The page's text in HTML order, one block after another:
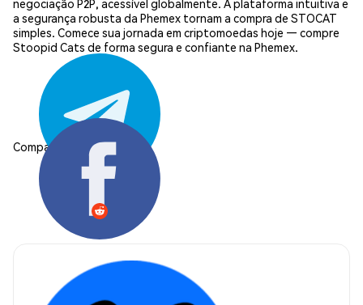
negociação P2P, acessível globalmente. A plataforma intuitiva e
a segurança robusta da Phemex tornam a compra de STOCAT
simples. Comece sua jornada em criptomoedas hoje — compre
Stoopid Cats de forma segura e confiante na Phemex.
Compartilhar: